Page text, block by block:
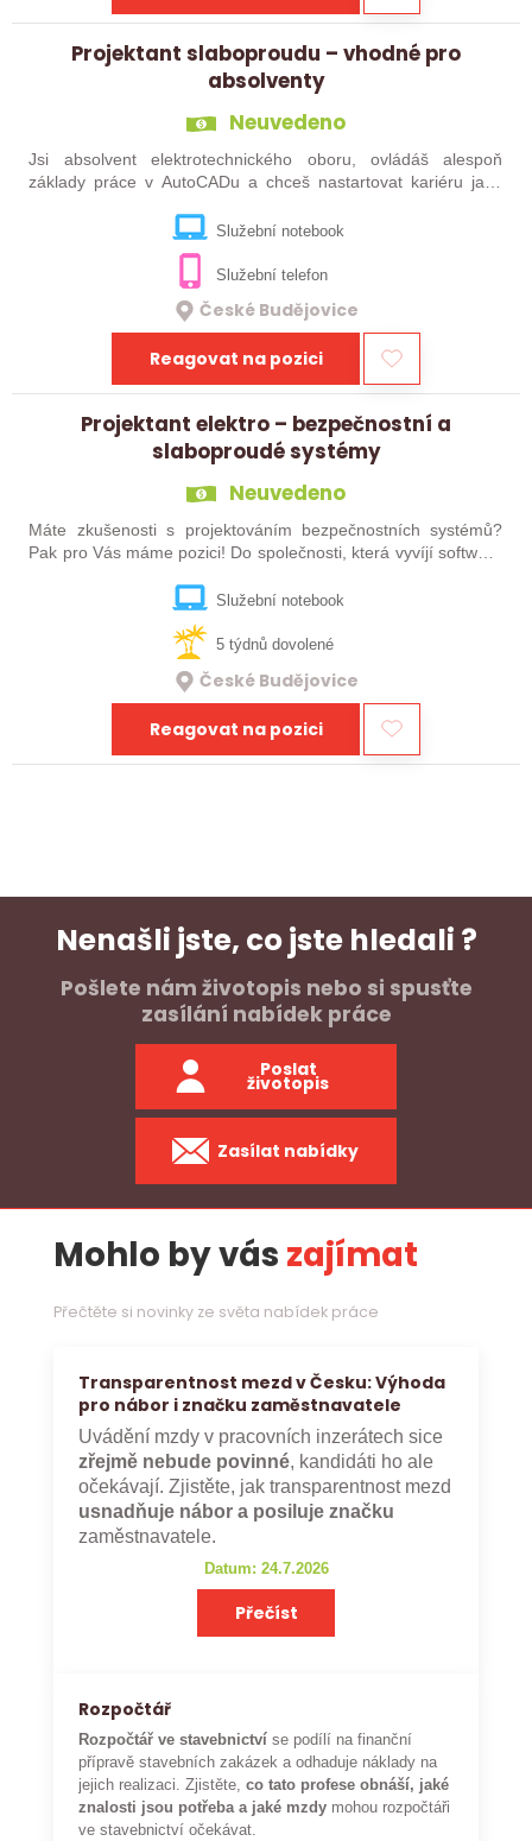
Projektant slaboproudu – vhodné pro
absolventy
Neuvedeno
Jsi absolvent elektrotechnického oboru, ovládáš alespoň
základy práce v AutoCADu a chceš nastartovat kariéru jako
zabývající se vývojem…
Služební notebook
Služební telefon
České Budějovice
Reagovat na pozici
Projektant elektro – bezpečnostní a
slaboproudé systémy
Neuvedeno
Máte zkušenosti s projektováním bezpečnostních systémů?
Pak pro Vás máme pozici! Do společnosti, která vyvíjí software
Služební notebook
5 týdnů dovolené
České Budějovice
Reagovat na pozici
Nenašli jste, co jste hledali ?
Pošlete nám životopis nebo si spusťte
zasílání nabídek práce
Poslat
životopis
Zasílat nabídky
Mohlo by vás zajímat
Přečtěte si novinky ze světa nabídek práce
Transparentnost mezd v Česku: Výhoda
pro nábor i značku zaměstnavatele
Uvádění mzdy v pracovních inzerátech sice
zřejmě nebude povinné, kandidáti ho ale
očekávají. Zjistěte, jak transparentnost mezd
usnadňuje nábor a posiluje značku
zaměstnavatele.
Datum: 24.7.2026
Přečíst
Rozpočtář
Rozpočtář ve stavebnictví se podílí na finanční
přípravě stavebních zakázek a odhaduje náklady na
jejich realizaci. Zjistěte,co tato profese obnáší, jaké
znalosti jsou potřeba a jaké mzdy mohou rozpočtáři
ve stavebnictví očekávat.